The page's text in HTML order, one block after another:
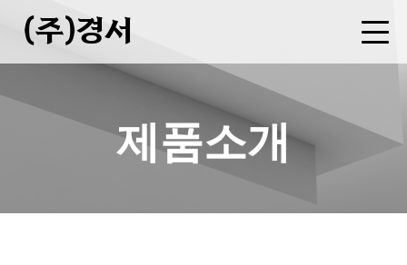
제품소개
(주)경서
회사소개
CEO 인사말
기업현황
연혁
오시는길
사업분야
병원복 제조
세탁물 용역
폐기물 중간처분업(소각)
수집운반업
증기(스팀)판매업
제품소개
FAQ